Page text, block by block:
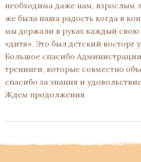
необходима даже нам, взрослым
же была наша радость когда в
мы держали в руках каждый свою
«дитя». Это был детский восторг
Большое спасибо
тренинги, которые совместно
спасибо за знания и
Ждем продолжения